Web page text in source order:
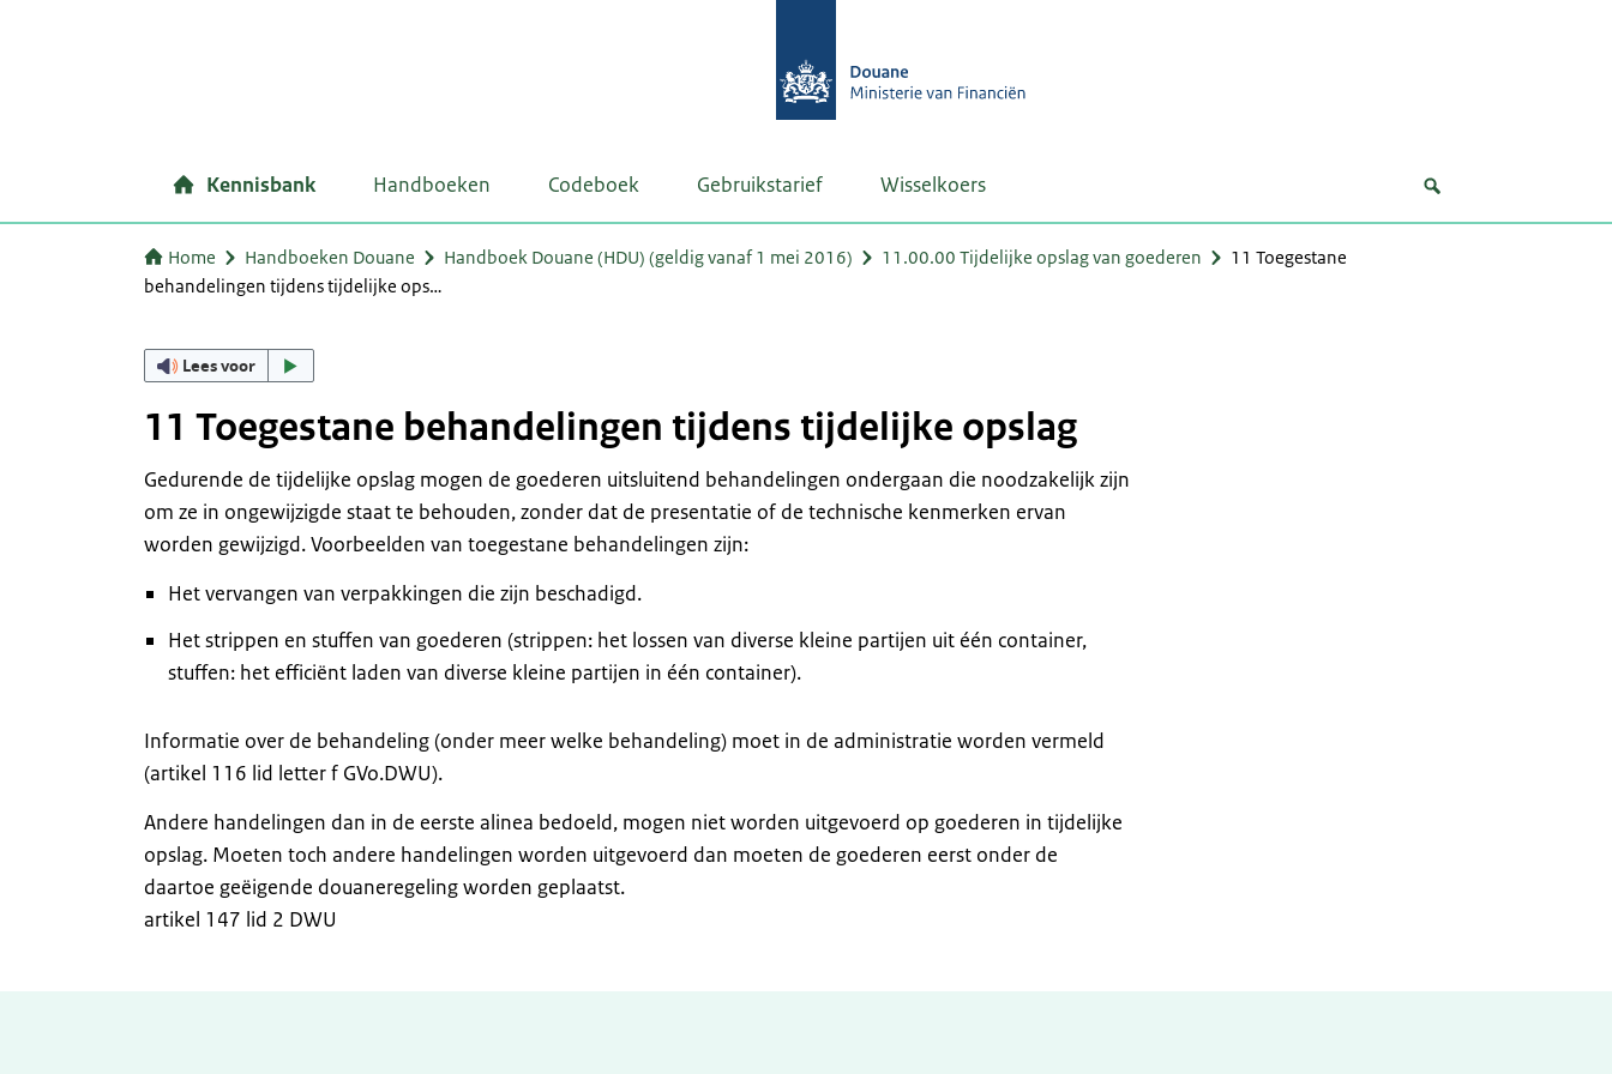
Kennisbank Handboeken Codeboek Gebruikstarief Wisselkoers
Home Handboeken Douane Handboek Douane (HDU) (geldig vanaf 1 mei 2016) 11.00.00 Tijdelijke opslag van goederen
11 Toegestane
behandelingen tijdens tijdelijke ops…
Lees voor
11 Toegestane behandelingen tijdens tijdelijke opslag
Gedurende de tijdelijke opslag mogen de goederen uitsluitend behandelingen ondergaan die noodzakelijk zijn
om ze in ongewijzigde staat te behouden, zonder dat de presentatie of de technische kenmerken ervan
worden gewijzigd. Voorbeelden van toegestane behandelingen zijn:
Het vervangen van verpakkingen die zijn beschadigd.
Het strippen en stuffen van goederen (strippen: het lossen van diverse kleine partijen uit één container,
stuffen: het efficiënt laden van diverse kleine partijen in één container).
Informatie over de behandeling (onder meer welke behandeling) moet in de administratie worden vermeld
(artikel 116 lid letter f GVo.DWU).
Andere handelingen dan in de eerste alinea bedoeld, mogen niet worden uitgevoerd op goederen in tijdelijke
opslag. Moeten toch andere handelingen worden uitgevoerd dan moeten de goederen eerst onder de
daartoe geëigende douaneregeling worden geplaatst.
artikel 147 lid 2 DWU